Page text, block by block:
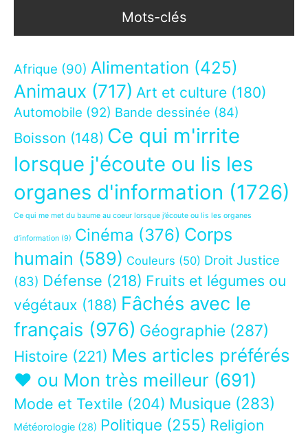
Mots-clés
Afrique (90) Alimentation (425)
Animaux (717) Art et culture (180)
Automobile (92) Bande dessinée (84)
Boisson (148) Ce qui m'irrite
lorsque j'écoute ou lis les
organes d'information (1726)
Ce qui me met du baume au coeur lorsque j’écoute ou lis les organes
d’information (9) Cinéma (376) Corps
humain (589) Couleurs (50) Droit Justice
(83) Défense (218) Fruits et légumes ou
végétaux (188) Fâchés avec le
français (976) Géographie (287)
Histoire (221) Mes articles préférés
❤ ou Mon très meilleur (691)
Mode et Textile (204) Musique (283)
Météorologie (28) Politique (255) Religion